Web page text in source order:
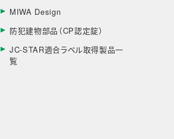
MIWA Design
防犯建物部品（CP認定錠）
JC-STAR適合ラベル取得製品一
覧